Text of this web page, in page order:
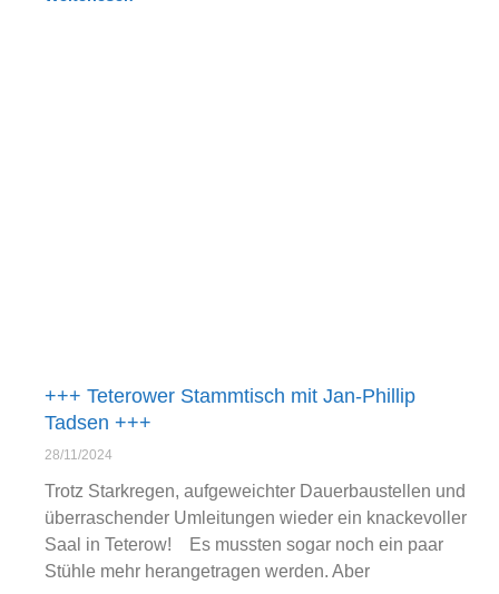
+++ Teterower Stammtisch mit Jan-Phillip
Tadsen +++
28/11/2024
Trotz Starkregen, aufgeweichter Dauerbaustellen und
überraschender Umleitungen wieder ein knackevoller
Saal in Teterow! Es mussten sogar noch ein paar
Stühle mehr herangetragen werden. Aber